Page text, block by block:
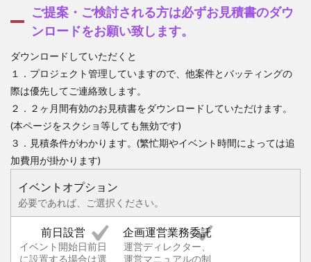
ご提案・ご検討される方は必ずお見積書のダウ
ンロードをお願い致します。
ダウンロードしていただくと
１．プロジェクト管理していますので、他案件とバッティングの
際は優先してご連絡致します。
２．２ヶ月間有効のお見積書をダウンロードしていただけます。
(本ページをスクショ等しても無効です)
３．見積条件がわかります。(繁忙期やイベント時間によっては追
加費用が掛かります)
イベントオプション
必要であれば、ご選択ください。
前日設営
イベント開始日前日
に設置する場合は選
企画運営業務委託
運営ディレクター、
運営マニュアルの制